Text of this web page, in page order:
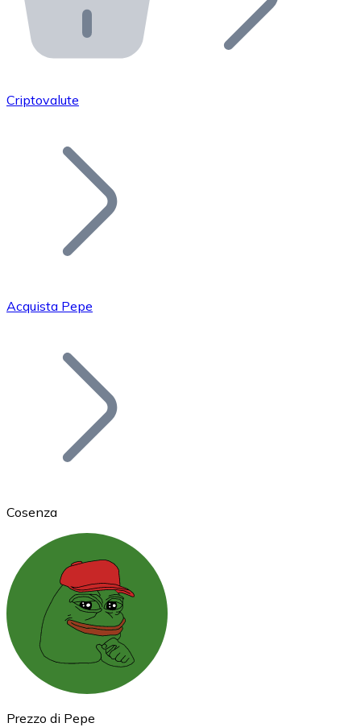
API Bitnovo
Integra la nostra API nel tuo ecosistema.
Unisciti alla nostra rete di rivenditori e
Aggiungi il token del tuo progetto al nostro servizio di
Bitcoin
Ethereum
ETH
Criptovalute
Acquista Pepe
Cosenza
Prezzo di Pepe